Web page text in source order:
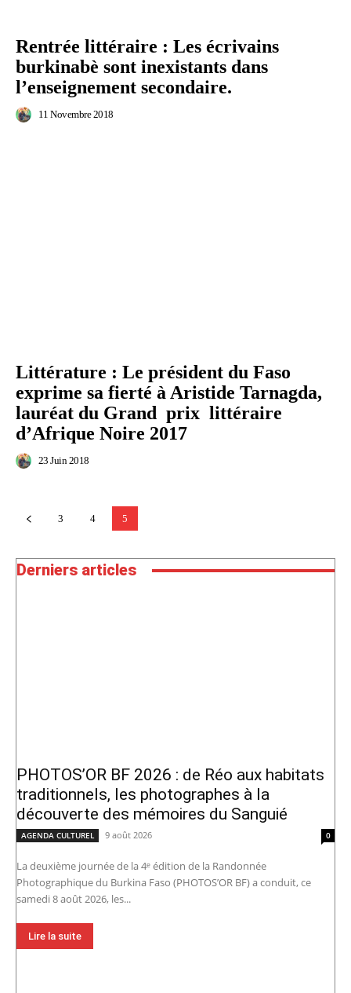
Rentrée littéraire : Les écrivains
burkinabè sont inexistants dans
l’enseignement secondaire.
11 Novembre 2018
Littérature : Le président du Faso
exprime sa fierté à Aristide Tarnagda,
lauréat du Grand prix littéraire
d’Afrique Noire 2017
23 Juin 2018
3 4 5
Derniers articles
PHOTOS’OR BF 2026 : de Réo aux habitats
traditionnels, les photographes à la
découverte des mémoires du Sanguié
AGENDA CULTUREL 9 août 2026 0
La deuxième journée de la 4ᵉ édition de la Randonnée
Photographique du Burkina Faso (PHOTOS’OR BF) a conduit, ce
samedi 8 août 2026, les...
Lire la suite